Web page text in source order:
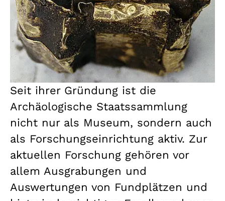
Seit ihrer Gründung ist die
Archäologische Staatssammlung
nicht nur als Museum, sondern auch
als Forschungseinrichtung aktiv. Zur
aktuellen Forschung gehören vor
allem Ausgrabungen und
Auswertungen von Fundplätzen und